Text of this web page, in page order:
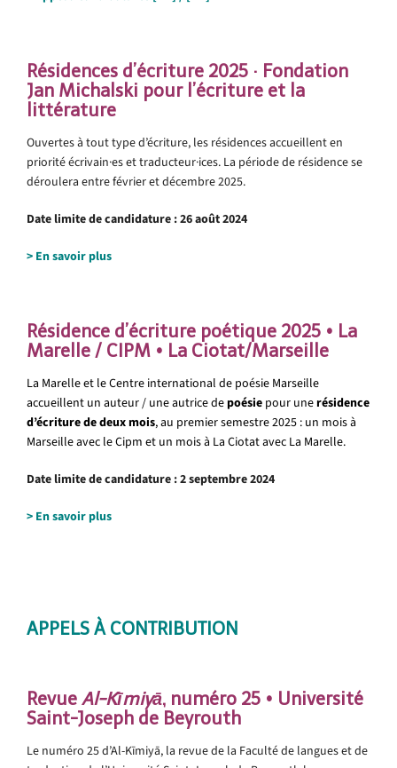
Résidences d’écriture 2025 · Fondation
Jan Michalski pour l’écriture et la
littérature
Ouvertes à tout type d’écriture, les résidences accueillent en
priorité écrivain·es et traducteur·ices. La période de résidence se
déroulera entre février et décembre 2025.
Date limite de candidature : 26 août 2024
> En savoir plus
Résidence d’écriture poétique 2025 • La
Marelle / CIPM • La Ciotat/Marseille
La Marelle et le Centre international de poésie Marseille
accueillent un auteur / une autrice depoésie pour unerésidence
d’écriture de deux mois, au premier semestre 2025 : un mois à
Marseille avec le Cipm et un mois à La Ciotat avec La Marelle.
Date limite de candidature : 2 septembre 2024
> En savoir plus
APPELS À CONTRIBUTION
Revue Al-Kīmiyā, numéro 25 • Université
Saint-Joseph de Beyrouth
Le numéro 25 d’Al-Kīmiyā, la revue de la Faculté de langues et de